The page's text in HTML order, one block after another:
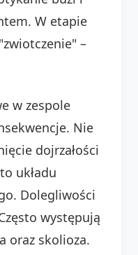
W etapie
–
w zespole
Nie
dojrzałości
układu
Dolegliwości
występują
oraz skolioza.